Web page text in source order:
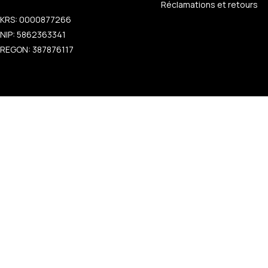
KRS: 0000877266
NIP: 5862363341
REGON: 387876117
Réclamations et retours